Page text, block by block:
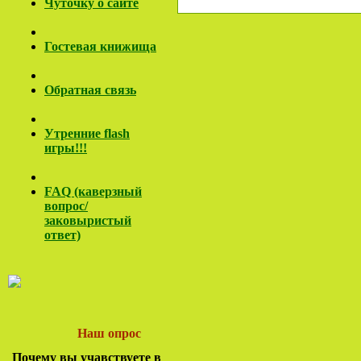
Чуточку о сайте
Гостевая книжища
Обратная связь
Утренние flash
игры!!!
FAQ (каверзный
вопрос/
заковыристый
ответ)
Наш опрос
Почему вы учавствуете в